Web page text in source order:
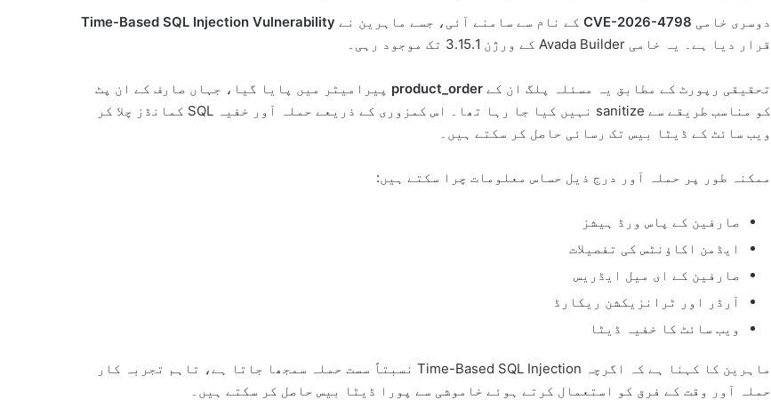
دوسری خامی CVE-2026-4798 کے نام سے سامنے آئی، جسے ماہرین نے Time-Based SQL Injection Vulnerability
قرار دیا ہے۔ یہ خامی Avada Builder کے ورژن 3.15.1 تک موجود رہی۔
تحقیقی رپورٹ کے مطابق یہ مسئلہ پلگ ان کے product_order پیرامیٹر میں پایا گیا، جہاں صارف کے ان پٹ
کو مناسب طریقے سے sanitize نہیں کیا جا رہا تھا۔ اس کمزوری کے ذریعے حملہ آور خفیہ SQL کمانڈز چلا کر
ویب سائٹ کے ڈیٹا بیس تک رسائی حاصل کر سکتے ہیں۔
ممکنہ طور پر حملہ آور درج ذیل حساس معلومات چرا سکتے ہیں:
صارفین کے پاس ورڈ ہیشز
ایڈمن اکاؤنٹس کی تفصیلات
صارفین کے ای میل ایڈریس
آرڈر اور ٹرانزیکشن ریکارڈ
ویب سائٹ کا خفیہ ڈیٹا
ماہرین کا کہنا ہے کہ اگرچہ Time-Based SQL Injection نسبتاً سست حملہ سمجھا جاتا ہے، تاہم تجربہ کار
حملہ آور وقت کے فرق کو استعمال کرتے ہوئے خاموشی سے پورا ڈیٹا بیس حاصل کر سکتے ہیں۔